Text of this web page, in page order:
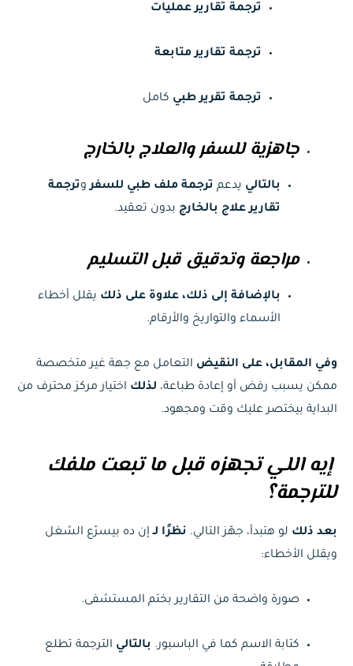
ترجمة تقارير عمليات
ترجمة تقارير متابعة
ترجمة تقرير طبي كامل
جاهزية للسفر والعلاج بالخارج
بالتالي يدعم ترجمة ملف طبي للسفروترجمة
تقارير علاج بالخارج بدون تعقيد.
مراجعة وتدقيق قبل التسليم
بالإضافة إلى ذلك، علاوة على ذلك يقلل أخطاء
الأسماء والتواريخ والأرقام.
وفي المقابل، على النقيض التعامل مع جهة غير متخصصة
ممكن يسبب رفض أو إعادة طباعة، لذلك اختيار مركز محترف من
البداية بيختصر عليك وقت ومجهود.
إيه اللي تجهزه قبل ما تبعت ملفك
للترجمة؟
بعد ذلك لو هتبدأ، جهّز التالي. نظرًا لـإن ده بيسرّع الشغل
ويقلل الأخطاء:
صورة واضحة من التقارير بختم المستشفى.
كتابة الاسم كما في الباسبور. بالتالي الترجمة تطلع